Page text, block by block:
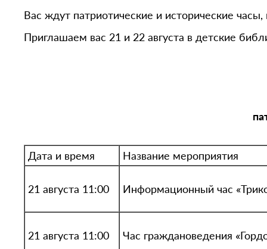
Вас ждут патриотические и исторические
Приглашаем вас 21 и 22 августа в детские
Дата и время Название мероприятия
21 августа 11:00 Информационный час
21 августа 11:00 Час граждановедения